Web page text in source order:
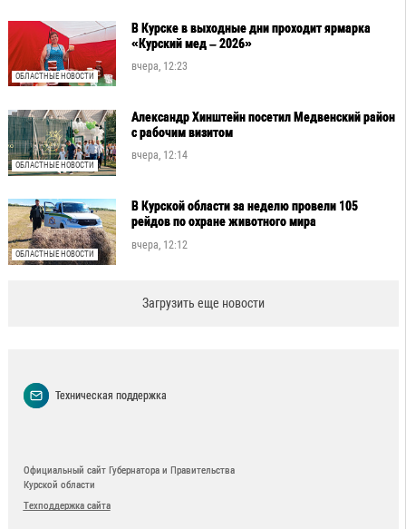
ОБЛАСТНЫЕ НОВОСТИ
В Курске в выходные дни проходит ярмарка
«Курский мед – 2026»
вчера, 12:23
ОБЛАСТНЫЕ НОВОСТИ
Александр Хинштейн посетил Медвенский район
с рабочим визитом
вчера, 12:14
ОБЛАСТНЫЕ НОВОСТИ
В Курской области за неделю провели 105
рейдов по охране животного мира
вчера, 12:12
Загрузить еще новости
Техническая поддержка
Официальный сайт Губернатора и Правительства
Курской области
Техподдержка сайта